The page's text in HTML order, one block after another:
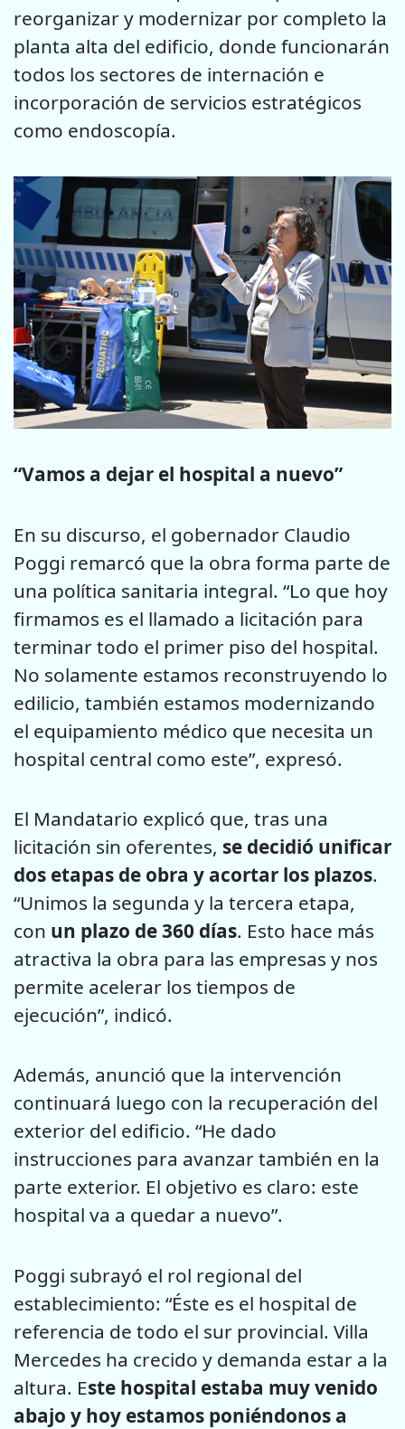
reorganizar y modernizar por completo la
planta alta del edificio, donde funcionarán
todos los sectores de internación e
incorporación de servicios estratégicos
como endoscopía.
“Vamos a dejar el hospital a nuevo”
En su discurso, el gobernador Claudio
Poggi remarcó que la obra forma parte de
una política sanitaria integral. “Lo que hoy
firmamos es el llamado a licitación para
terminar todo el primer piso del hospital.
No solamente estamos reconstruyendo lo
edilicio, también estamos modernizando
el equipamiento médico que necesita un
hospital central como este”, expresó.
El Mandatario explicó que, tras una
licitación sin oferentes, se decidió unificar
dos etapas de obra y acortar los plazos.
“Unimos la segunda y la tercera etapa,
con un plazo de 360 días. Esto hace más
atractiva la obra para las empresas y nos
permite acelerar los tiempos de
ejecución”, indicó.
Además, anunció que la intervención
continuará luego con la recuperación del
exterior del edificio. “He dado
instrucciones para avanzar también en la
parte exterior. El objetivo es claro: este
hospital va a quedar a nuevo”.
Poggi subrayó el rol regional del
establecimiento: “Éste es el hospital de
referencia de todo el sur provincial. Villa
Mercedes ha crecido y demanda estar a la
altura. Este hospital estaba muy venido
abajo y hoy estamos poniéndonos a